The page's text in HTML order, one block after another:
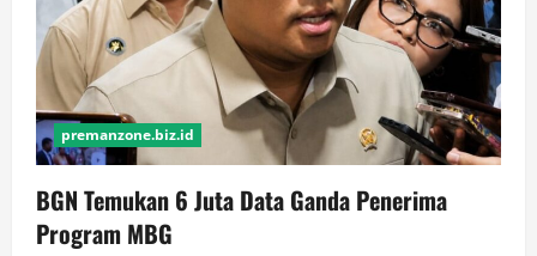
premanzone.biz.id
BGN Temukan 6 Juta Data Ganda Penerima
Program MBG